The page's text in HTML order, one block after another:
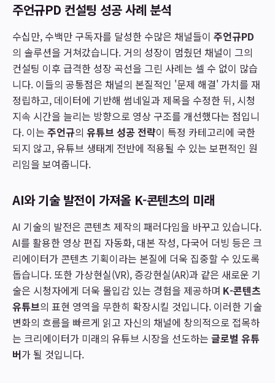
주언규PD 컨설팅 성공 사례 분석
수십만, 수백만 구독자를 달성한 수많은 채널들이 주언규PD
의 솔루션을 거쳐갔습니다. 거의 성장이 멈췄던 채널이 그의
컨설팅 이후 급격한 성장 곡선을 그린 사례는 셀 수 없이 많습
니다. 이들의 공통점은 채널의 본질적인 '문제 해결' 가치를 재
정립하고, 데이터에 기반해 썸네일과 제목을 수정한 뒤, 시청
지속 시간을 늘리는 방향으로 영상 구조를 개선했다는 점입니
다. 이는 주언규의 유튜브 성공 전략이 특정 카테고리에 국한
되지 않고, 유튜브 생태계 전반에 적용될 수 있는 보편적인 원
리임을 보여줍니다.
AI와 기술 발전이 가져올 K-콘텐츠의 미래
AI 기술의 발전은 콘텐츠 제작의 패러다임을 바꾸고 있습니다.
AI를 활용한 영상 편집 자동화, 대본 작성, 다국어 더빙 등은 크
리에이터가 콘텐츠 기획이라는 본질에 더욱 집중할 수 있도록
돕습니다. 또한 가상현실(VR), 증강현실(AR)과 같은 새로운 기
술은 시청자에게 더욱 몰입감 있는 경험을 제공하며 K-콘텐츠
유튜브의 표현 영역을 무한히 확장시킬 것입니다. 이러한 기술
변화의 흐름을 빠르게 읽고 자신의 채널에 창의적으로 접목하
는 크리에이터가 미래의 유튜브 시장을 선도하는 글로벌 유튜
버가 될 것입니다.